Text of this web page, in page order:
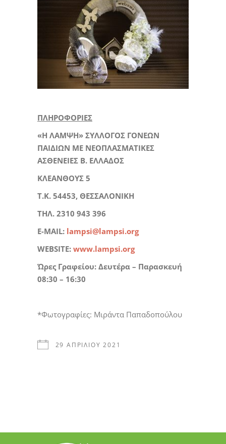
ΠΛΗΡΟΦΟΡΙΕΣ
«Η ΛΑΜΨΗ» ΣΥΛΛΟΓΟΣ ΓΟΝΕΩΝ
ΠΑΙΔΙΩΝ ΜΕ ΝΕΟΠΛΑΣΜΑΤΙΚΕΣ
ΑΣΘΕΝΕΙΕΣ Β. ΕΛΛΑΔΟΣ
ΚΛΕΑΝΘΟΥΣ 5
Τ.Κ. 54453, ΘΕΣΣΑΛΟΝΙΚΗ
ΤΗΛ. 2310 943 396
E-MAIL: lampsi@lampsi.org
WEBSITE: www.lampsi.org
Ώρες Γραφείου: Δευτέρα – Παρασκευή
08:30 – 16:30
*Φωτογραφίες: Μιράντα Παπαδοπούλου
29 ΑΠΡΙΛΊΟΥ 2021